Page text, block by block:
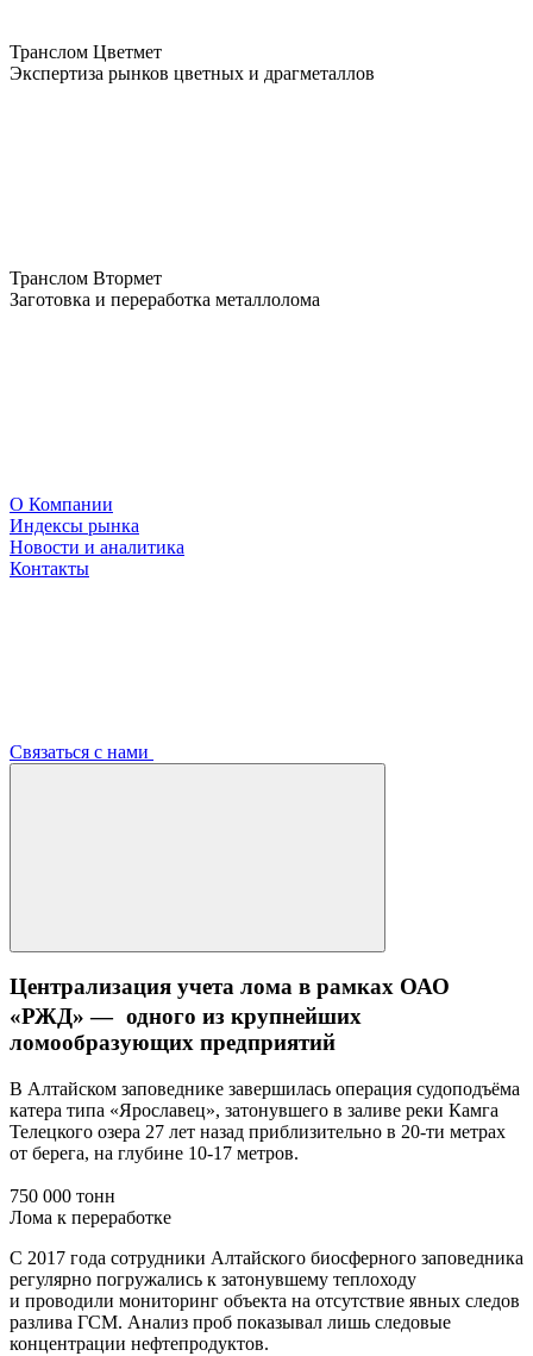
Транслом Цветмет
Экспертиза рынков цветных и драгметаллов
Транслом Втормет
Заготовка и переработка металлолома
О Компании
Индексы рынка
Новости и аналитика
Контакты
Связаться с нами
Централизация учета лома в рамках ОАО
«РЖД» — одного из крупнейших
ломообразующих предприятий
В Алтайском заповеднике завершилась операция судоподъёма
катера типа «Ярославец», затонувшего в заливе реки Камга
Телецкого озера 27 лет назад приблизительно в 20-ти метрах
от берега, на глубине 10-17 метров.
750 000 тонн
Лома к переработке
С 2017 года сотрудники Алтайского биосферного заповедника
регулярно погружались к затонувшему теплоходу
и проводили мониторинг объекта на отсутствие явных следов
разлива ГСМ. Анализ проб показывал лишь следовые
концентрации нефтепродуктов.